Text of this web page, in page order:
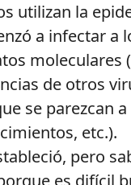
utilizan la
a infectar
moleculares
de otros
se parezcan
etc.).
pero
es difícil